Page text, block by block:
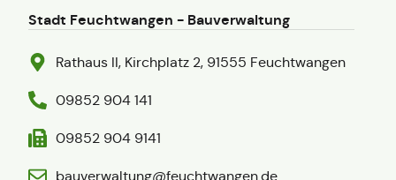
Stadt Feuchtwangen - Bauverwaltung
Rathaus II, Kirchplatz 2, 91555 Feuchtwangen
09852 904 141
09852 904 9141
bauverwaltung@feuchtwangen.de